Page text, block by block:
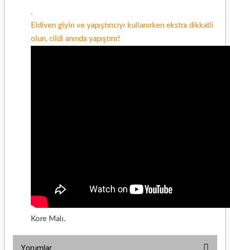
.
Eldiven giyin ve yapıştırıcıyı kullanırken ekstra dikkatli
olun, cildi anında yapıştırır!
Kore Malı.
Yorumlar